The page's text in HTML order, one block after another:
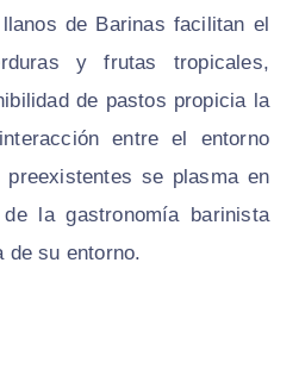
de Barinas facilitan el
y frutas tropicales,
de pastos propicia la
entre el entorno
se plasma en
la gastronomía barinista
de su entorno.